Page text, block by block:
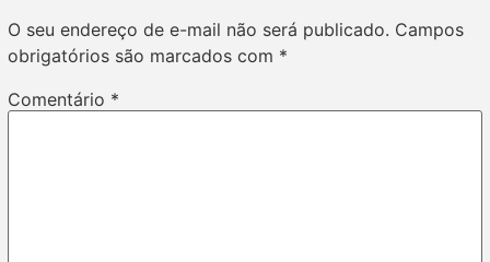
O seu endereço de e-mail não será publicado. Campos
obrigatórios são marcados com *
Comentário *